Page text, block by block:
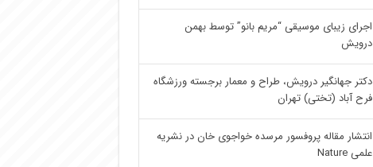
اجرای زیبای موسیقی “مریم بانو” توسط بهمن
درویش
دکتر جهانگیر درویش، طراح و معمار برجسته ورزشگاه
فرح آباد (تختی) تهران
انتشار مقاله پروفسور مرسده خواجوی خان در نشریه
علمی Nature